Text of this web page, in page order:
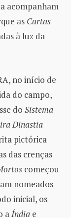
acompanham
as Cartas
à luz da
no início de
do campo,
do Sistema
Dinastia
pictórica
das crenças
começou
nomeados
inicial, os
aÍndia e